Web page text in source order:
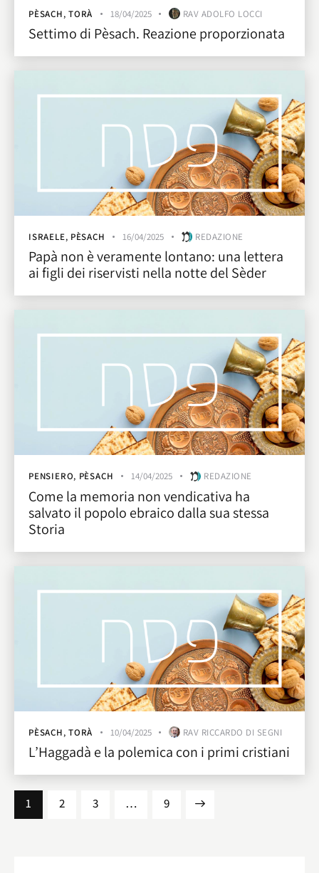
PÈSACH,TORÀ 18/04/2025 RAV ADOLFO LOCCI
Settimo di Pèsach. Reazione proporzionata
ISRAELE, PÈSACH 16/04/2025 REDAZIONE
Papà non è veramente lontano: una lettera
ai figli dei riservisti nella notte del Sèder
PENSIERO, PÈSACH 14/04/2025 REDAZIONE
Come la memoria non vendicativa ha
salvato il popolo ebraico dalla sua stessa
Storia
PÈSACH,TORÀ 10/04/2025 RAV RICCARDO DI SEGNI
L’Haggadà e la polemica con i primi cristiani
1 2 3 … 9
>